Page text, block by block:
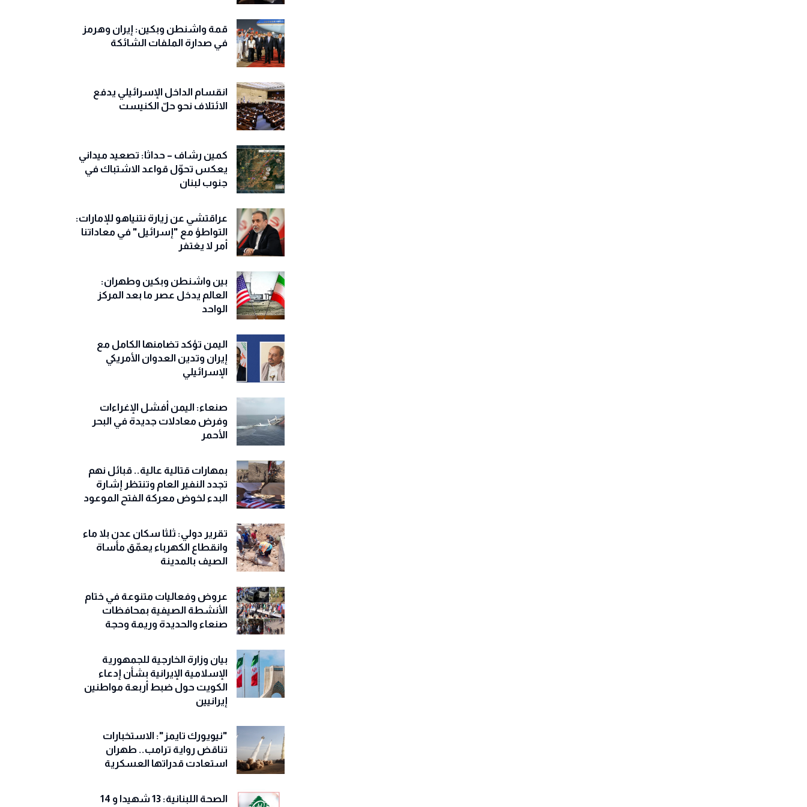
قمة واشنطن وبكين: إيران وهرمز
في صدارة الملفات الشائكة
انقسام الداخل الإسرائيلي يدفع
الائتلاف نحو حلّ الكنيست
كمين رشاف – حداثا: تصعيد ميداني
يعكس تحوّل قواعد الاشتباك في
جنوب لبنان
عراقتشي عن زيارة نتنياهو للإمارات:
التواطؤ مع "إسرائيل" في معاداتنا
أمر لا يغتفر
بين واشنطن وبكين وطهران:
العالم يدخل عصر ما بعد المركز
الواحد
اليمن تؤكد تضامنها الكامل مع
إيران وتدين العدوان الأمريكي
الإسرائيلي
صنعاء: اليمن أفشل الإغراءات
وفرض معادلات جديدة في البحر
الأحمر
بمهارات قتالية عالية.. قبائل نهم
تجدد النفير العام وتنتظر إشارة
البدء لخوض معركة الفتح الموعود
تقرير دولي: ثلثا سكان عدن بلا ماء
وانقطاع الكهرباء يعمّق مأساة
الصيف بالمدينة
عروض وفعاليات متنوعة في ختام
الأنشطة الصيفية بمحافظات
صنعاء والحديدة وريمة وحجة
‏بيان وزارة الخارجية للجمهورية
الإسلامية الإيرانية بشأن إدعاء
الكويت حول ضبط أربعة مواطنين
إيرانيين
"نيويورك تايمز": الاستخبارات
تناقض رواية ترامب.. طهران
استعادت قدراتها العسكرية
الصحة اللبنانية: 13 شهيدا و 14